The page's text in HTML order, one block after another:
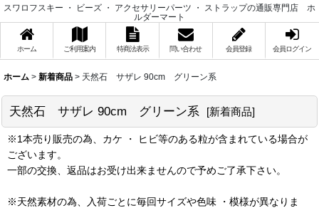
スワロフスキー ・ ビーズ ・ アクセサリーパーツ ・ ストラップの通販専門店 ホ
ルダーマート
ホーム ご利用案内 特商法表示 問い合わせ 会員登録 会員ログイン
ホーム > 新着商品 > 天然石 サザレ 90cm グリーン系
天然石 サザレ 90cm グリーン系 [新着商品]
※1本売り販売の為、カケ ・ ヒビ等のある粒が含まれている場合が
ございます。
一部の交換、返品はお受け出来ませんので予めご了承下さい。
※天然素材の為、入荷ごとに毎回サイズや色味 ・模様が異なりま